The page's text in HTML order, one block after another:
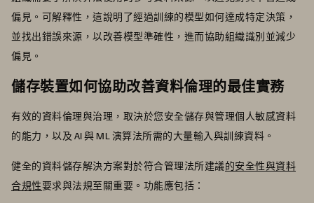
偏見。可解釋性，這說明了經過訓練的模型如何達成特定決策，
並找出錯誤來源，以改善模型準確性，進而協助組織識別並減少
偏見。
儲存裝置如何協助改善資料倫理的最佳實務
有效的資料倫理與治理，取決於您安全儲存與管理個人敏感資料
的能力，以及 AI 與 ML 演算法所需的大量輸入與訓練資料。
健全的資料儲存解決方案對於符合管理法所建議的安全性與資料
合規性要求與法規至關重要。功能應包括：